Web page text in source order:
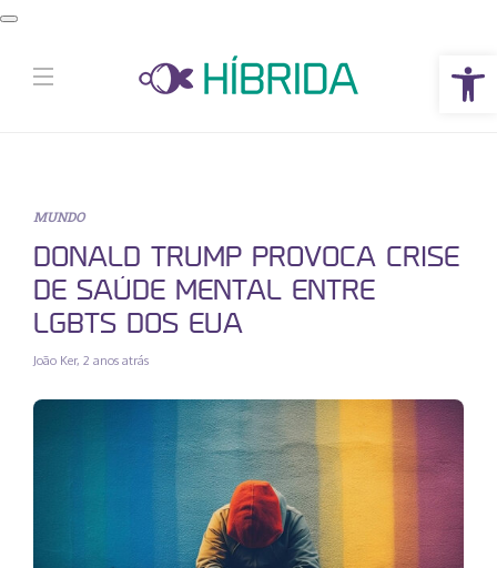
Abrir a barra de ferramentas
MUNDO
DONALD TRUMP PROVOCA CRISE
DE SAÚDE MENTAL ENTRE
LGBTS DOS EUA
João Ker, 2 anos atrás